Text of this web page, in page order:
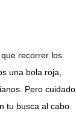
recorrer los
una bola roja,
Pero cuidado
tu busca al cabo